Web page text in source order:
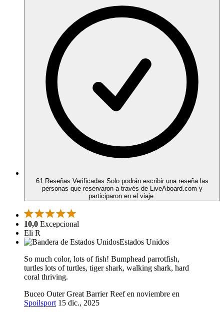
61 Reseñas Verificadas Solo podrán escribir una reseña las
personas que reservaron a través de LiveAboard.com y
participaron en el viaje.
10,0 Excepcional
Eli R
Estados Unidos
So much color, lots of fish! Bumphead parrotfish,
turtles lots of turtles, tiger shark, walking shark, hard
coral thriving.
Buceo Outer Great Barrier Reef en noviembre en
Spoilsport 15 dic., 2025